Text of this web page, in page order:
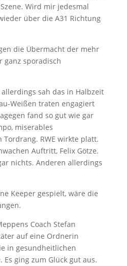
Wird mir jedesmal
über die A31 Richtung
die Übermacht der mehr
ganz sporadisch
sah das in Halbzeit
Weißen traten engagiert
fand so gut wie gar
miserables
RWE wirkte platt.
Auftritt, Felix Götze.
nichts. Anderen allerdings
Keeper gespielt, wäre die
Coach Stefan
auf eine Ordnerin
in gesundheitlichen
Es ging zum Glück gut aus.